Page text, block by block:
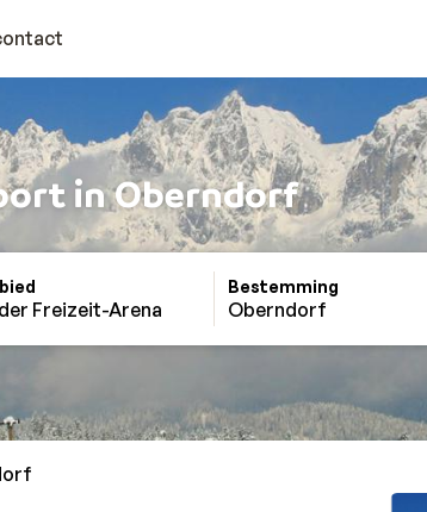
in Oberndorf
Freizeit-Arena
Bestemming
Oberndorf